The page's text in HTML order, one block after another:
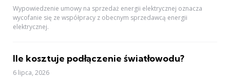
Wypowiedzenie umowy na sprzedaż energii elektrycznej oznacza
wycofanie się ze współpracy z obecnym sprzedawcą energii
elektrycznej.
Ile kosztuje podłączenie światłowodu?
6 lipca, 2026